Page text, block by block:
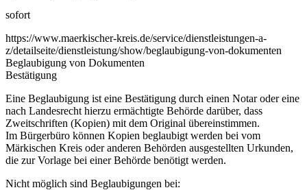
sofort
https://www.maerkischer-kreis.de/service/dienstleistungen-a-
z/detailseite/dienstleistung/show/beglaubigung-von-dokumenten
Beglaubigung von Dokumenten
Bestätigung
Eine Beglaubigung ist eine Bestätigung durch einen Notar oder eine
nach Landesrecht hierzu ermächtigte Behörde darüber, dass
Zweitschriften (Kopien) mit dem Original übereinstimmen.
Im Bürgerbüro können Kopien beglaubigt werden bei vom
Märkischen Kreis oder anderen Behörden ausgestellten Urkunden,
die zur Vorlage bei einer Behörde benötigt werden.
Nicht möglich sind Beglaubigungen bei: